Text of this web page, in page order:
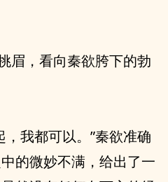
眉，看向秦欲胯下的勃
，我都可以。”秦欲准确
的微妙不满，给出了一